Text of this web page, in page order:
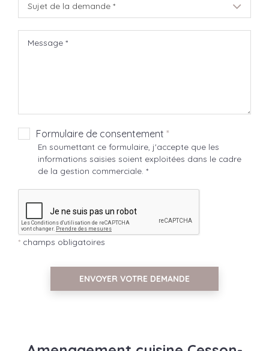
Sujet de la demande *
Formulaire de consentement *
En soumettant ce formulaire, j'accepte que les
informations saisies soient exploitées dans le cadre
de la gestion commerciale. *
* champs obligatoires
ENVOYER VOTRE DEMANDE